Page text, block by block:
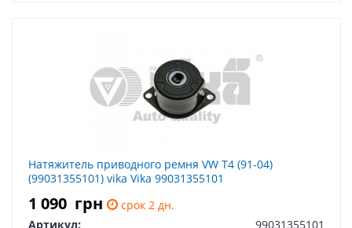
Натяжитель приводного ремня VW T4 (91-04)
(99031355101) vika Vika 99031355101
1 090 грн
срок 2 дн.
Артикул:
99031355101